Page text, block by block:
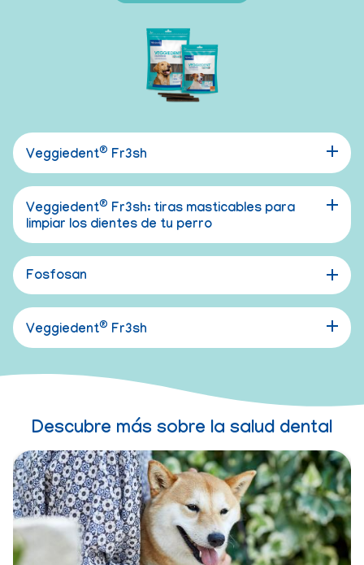
Veggiedent® Fr3sh
Veggiedent® Fr3sh: tiras masticables para
limpiar los dientes de tu perro
Fosfosan
Veggiedent® Fr3sh
Descubre más sobre la salud dental